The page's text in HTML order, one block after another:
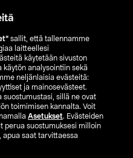
sallit, että tallennamme
laitteellesi
käytetään sivuston
käytön analysointiin sekä
neljänlaisia evästeitä:
ja mainosevästeet.
sillä ne ovat
toimimisen kannalta. Voit
Asetukset. Evästeiden
perua suostumuksesi milloin
apua saat tarvittaessa
FI
SV